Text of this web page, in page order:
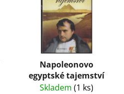
Napoleonovo
egyptské tajemství
Skladem (1 ks)